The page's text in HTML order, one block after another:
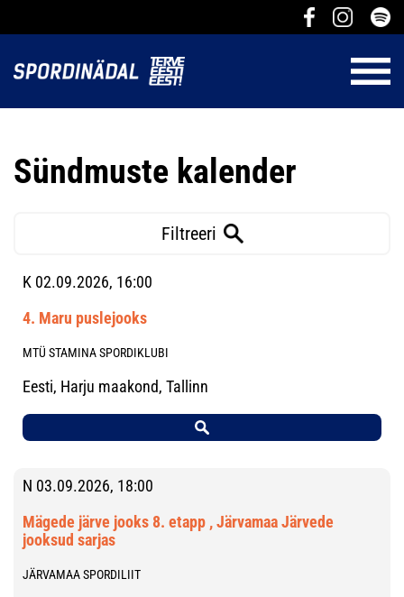
Sündmuste kalender
Filtreeri
K 02.09.2026, 16:00
4. Maru puslejooks
MTÜ STAMINA SPORDIKLUBI
Eesti, Harju maakond, Tallinn
N 03.09.2026, 18:00
Mägede järve jooks 8. etapp , Järvamaa Järvede
jooksud sarjas
JÄRVAMAA SPORDILIIT